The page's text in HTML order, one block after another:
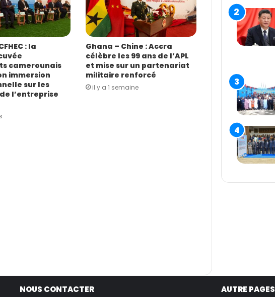
: la
camerounais
immersion
sur les
l’entreprise
Ghana – Chine : Accra
célèbre les 99 ans de l’APL
et mise sur un partenariat
militaire renforcé
il y a 1 semaine
NOUS CONTACTER AUTRE PAGES